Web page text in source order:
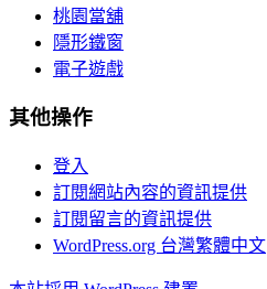
桃園當舖
隱形鐵窗
電子遊戲
其他操作
登入
訂閱網站內容的資訊提供
訂閱留言的資訊提供
WordPress.org 台灣繁體中文